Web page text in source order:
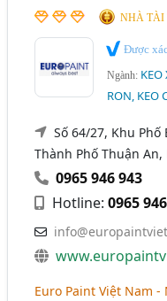
NHÀ TÀI
Được
Ngành: KEO
RON, KEO
Số 64/27, Khu
Thành Phố Thuận An,
0965 946 943
Hotline:0965
Euro Paint Việt Nam